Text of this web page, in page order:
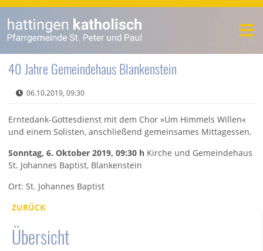
40 Jahre Gemeindehaus Blankenstein
06.10.2019, 09:30
Erntedank-Gottesdienst mit dem Chor »Um Himmels Willen«
und einem Solisten, anschließend gemeinsames Mittagessen.
Sonntag, 6. Oktober 2019, 09:30 h Kirche und Gemeindehaus
St. Johannes Baptist, Blankenstein
Ort: St. Johannes Baptist
ZURÜCK
Übersicht